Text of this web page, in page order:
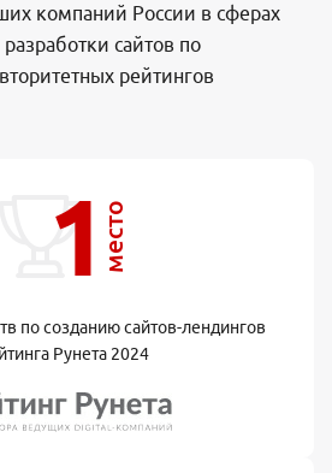
компаний России в сферах
сайтов по
рейтингов
1 место
по созданию сайтов-лендингов
Рунета 2024